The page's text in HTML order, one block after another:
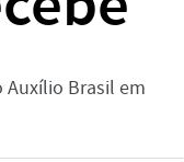
Auxílio Brasil em